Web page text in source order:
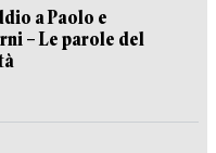
a Paolo e
– Le parole del